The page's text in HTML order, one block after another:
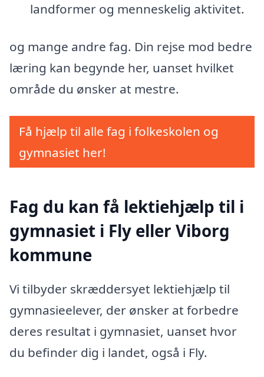
landformer og menneskelig aktivitet.
og mange andre fag. Din rejse mod bedre
læring kan begynde her, uanset hvilket
område du ønsker at mestre.
Få hjælp til alle fag i folkeskolen og
gymnasiet her!
Fag du kan få lektiehjælp til i
gymnasiet i Fly eller Viborg
kommune
Vi tilbyder skræddersyet lektiehjælp til
gymnasieelever, der ønsker at forbedre
deres resultat i gymnasiet, uanset hvor
du befinder dig i landet, også i Fly.